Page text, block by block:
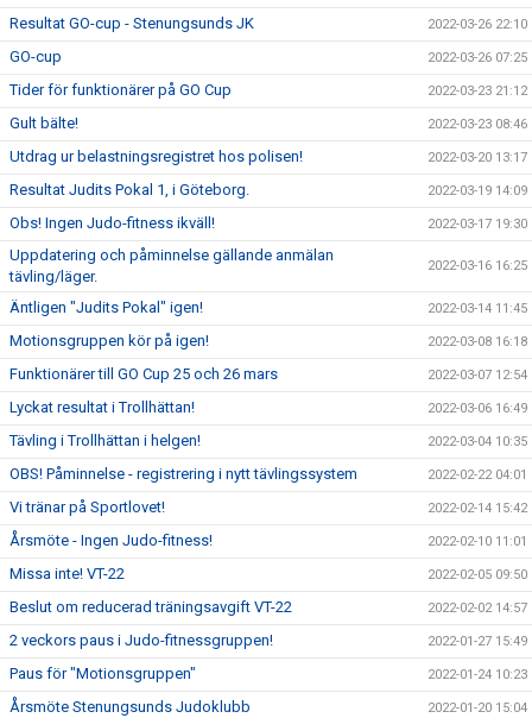
Resultat GO-cup - Stenungsunds JK 2022-03-26 22:10
GO-cup 2022-03-26 07:25
Tider för funktionärer på GO Cup 2022-03-23 21:12
Gult bälte! 2022-03-23 08:46
Utdrag ur belastningsregistret hos polisen! 2022-03-20 13:17
Resultat Judits Pokal 1, i Göteborg. 2022-03-19 14:09
Obs! Ingen Judo-fitness ikväll! 2022-03-17 19:30
Uppdatering och påminnelse gällande anmälan
tävling/läger.
2022-03-16 16:25
Äntligen "Judits Pokal" igen! 2022-03-14 11:45
Motionsgruppen kör på igen! 2022-03-08 16:18
Funktionärer till GO Cup 25 och 26 mars 2022-03-07 12:54
Lyckat resultat i Trollhättan! 2022-03-06 16:49
Tävling i Trollhättan i helgen! 2022-03-04 10:35
OBS! Påminnelse - registrering i nytt tävlingssystem 2022-02-22 04:01
Vi tränar på Sportlovet! 2022-02-14 15:42
Årsmöte - Ingen Judo-fitness! 2022-02-10 11:01
Missa inte! VT-22 2022-02-05 09:50
Beslut om reducerad träningsavgift VT-22 2022-02-02 14:57
2 veckors paus i Judo-fitnessgruppen! 2022-01-27 15:49
Paus för "Motionsgruppen" 2022-01-24 10:23
Årsmöte Stenungsunds Judoklubb 2022-01-20 15:04